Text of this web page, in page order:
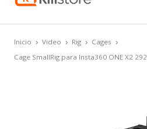
Inicio Video Rig
Cages
Cage SmallRig para Insta360 ONE X2